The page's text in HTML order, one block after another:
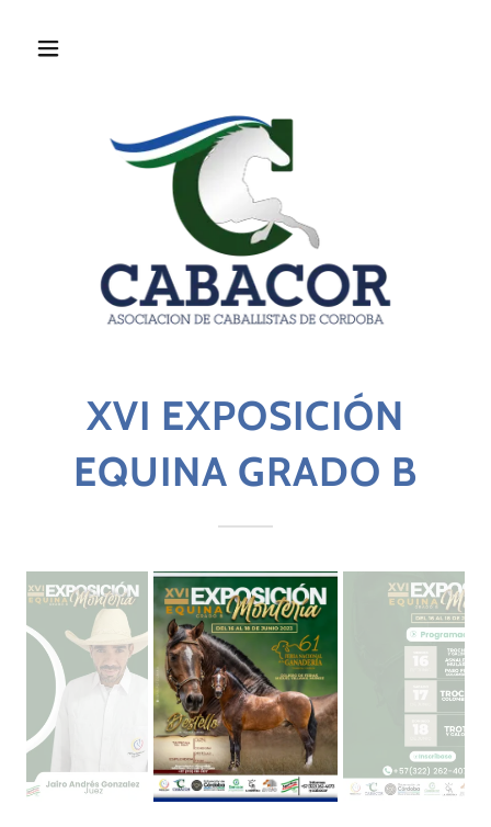
XVI EXPOSICIÓN
EQUINA GRADO B